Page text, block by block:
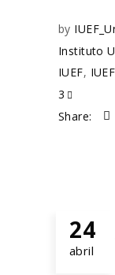
by
Instituto
IUEF,
3
Share:
24
abril
Instituto